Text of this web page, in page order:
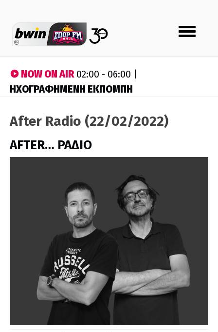
Toggle
navigation
NOW ON AIR02:00 - 06:00 |
ΗΧΟΓΡΑΦΗΜΕΝΗ ΕΚΠΟΜΠΗ
After Radio (22/02/2022)
AFTER… ΡΑΔΙΟ